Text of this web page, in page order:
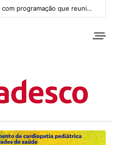
Nerópolis celebra 78 anos com programação que reuniu milhares de pessoas e segue com atividades esportivas